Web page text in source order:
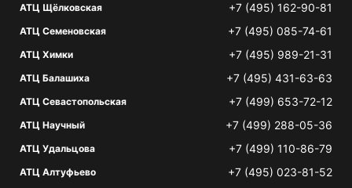
АТЦ Щёлковская +7 (495) 162-90-81
АТЦ Семеновская +7 (495) 085-74-61
АТЦ Химки +7 (495) 989-21-31
АТЦ Балашиха +7 (495) 431-63-63
АТЦ Севастопольская +7 (499) 653-72-12
АТЦ Научный +7 (499) 288-05-36
АТЦ Удальцова +7 (499) 110-86-79
АТЦ Алтуфьево +7 (495) 023-81-52